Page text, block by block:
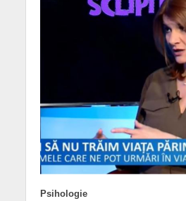
Psihologie